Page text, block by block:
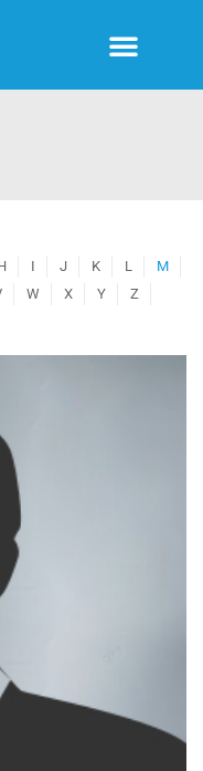
I J K L
M
W X Y Z